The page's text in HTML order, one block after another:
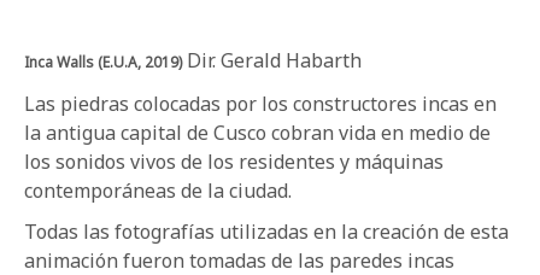
Inca Walls (E.U.A, 2019)Dir. Gerald Habarth
Las piedras colocadas por los constructores incas en
la antigua capital de Cusco cobran vida en medio de
los sonidos vivos de los residentes y máquinas
contemporáneas de la ciudad.
Todas las fotografías utilizadas en la creación de esta
animación fueron tomadas de las paredes incas